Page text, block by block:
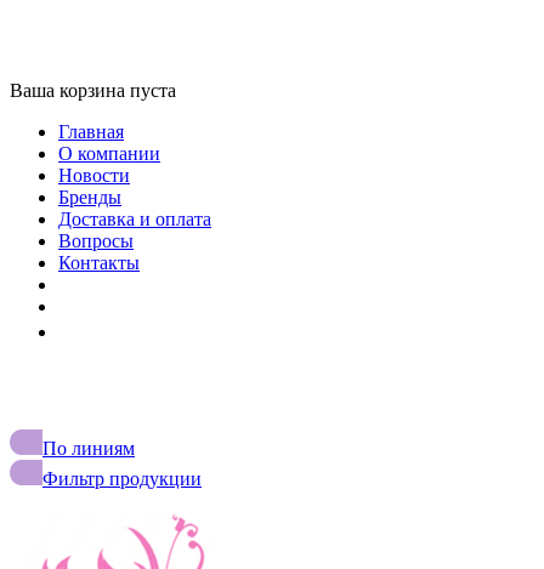
Ваша корзина пуста
Главная
О компании
Новости
Бренды
Доставка и оплата
Вопросы
Контакты
По линиям
Фильтр продукции